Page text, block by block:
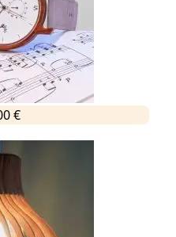
€